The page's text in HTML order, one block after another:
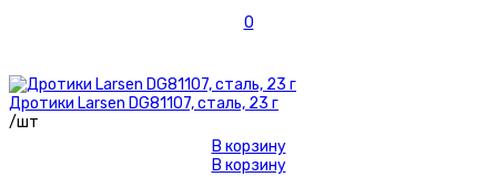
0
Дротики Larsen DG81107, сталь, 23 г
/шт
В корзину
В корзину